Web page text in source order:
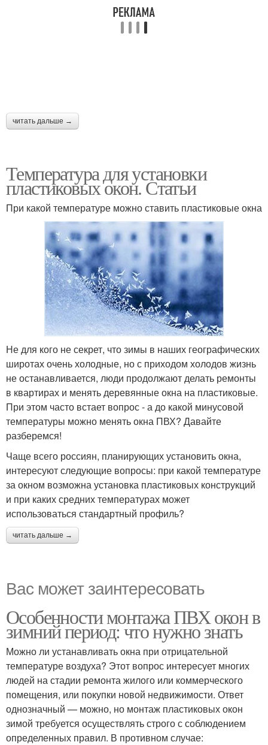
читать дальше →
Температура для установки
пластиковых окон. Статьи
При какой температуре можно ставить пластиковые окна
Не для кого не секрет, что зимы в наших географических
широтах очень холодные, но с приходом холодов жизнь
не останавливается, люди продолжают делать ремонты
в квартирах и менять деревянные окна на пластиковые.
При этом часто встает вопрос - а до какой минусовой
температуры можно менять окна ПВХ? Давайте
разберемся!
Чаще всего россиян, планирующих установить окна,
интересуют следующие вопросы: при какой температуре
за окном возможна установка пластиковых конструкций
и при каких средних температурах может
использоваться стандартный профиль?
читать дальше →
Вас может заинтересовать
Особенности монтажа ПВХ окон в
зимний период: что нужно знать
Можно ли устанавливать окна при отрицательной
температуре воздуха? Этот вопрос интересует многих
людей на стадии ремонта жилого или коммерческого
помещения, или покупки новой недвижимости. Ответ
однозначный — можно, но монтаж пластиковых окон
зимой требуется осуществлять строго с соблюдением
определенных правил. В противном случае: